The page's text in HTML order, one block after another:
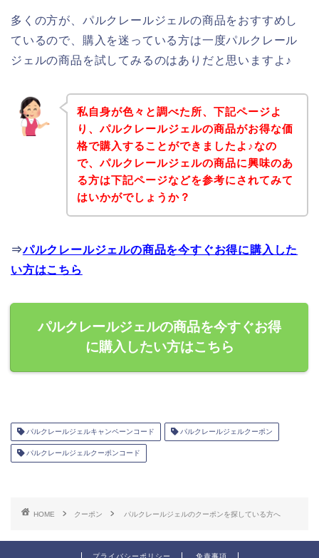
多くの方が、パルクレールジェルの商品をおすすめし
ているので、購入を迷っている方は一度パルクレール
ジェルの商品を試してみるのはありだと思いますよ♪
私自身が色々と調べた所、下記ページよ
り、パルクレールジェルの商品がお得な価
格で購入することができましたよ♪なの
で、パルクレールジェルの商品に興味のあ
る方は下記ページなどを参考にされてみて
はいかがでしょうか？
⇒パルクレールジェルの商品を今すぐお得に購入した
い方はこちら
パルクレールジェルの商品を今すぐお得
に購入したい方はこちら
パルクレールジェルキャンペーンコード パルクレールジェルクーポン
パルクレールジェルクーポンコード
HOME クーポン パルクレールジェルのクーポンを探している方へ
プライバシーポリシー 免責事項